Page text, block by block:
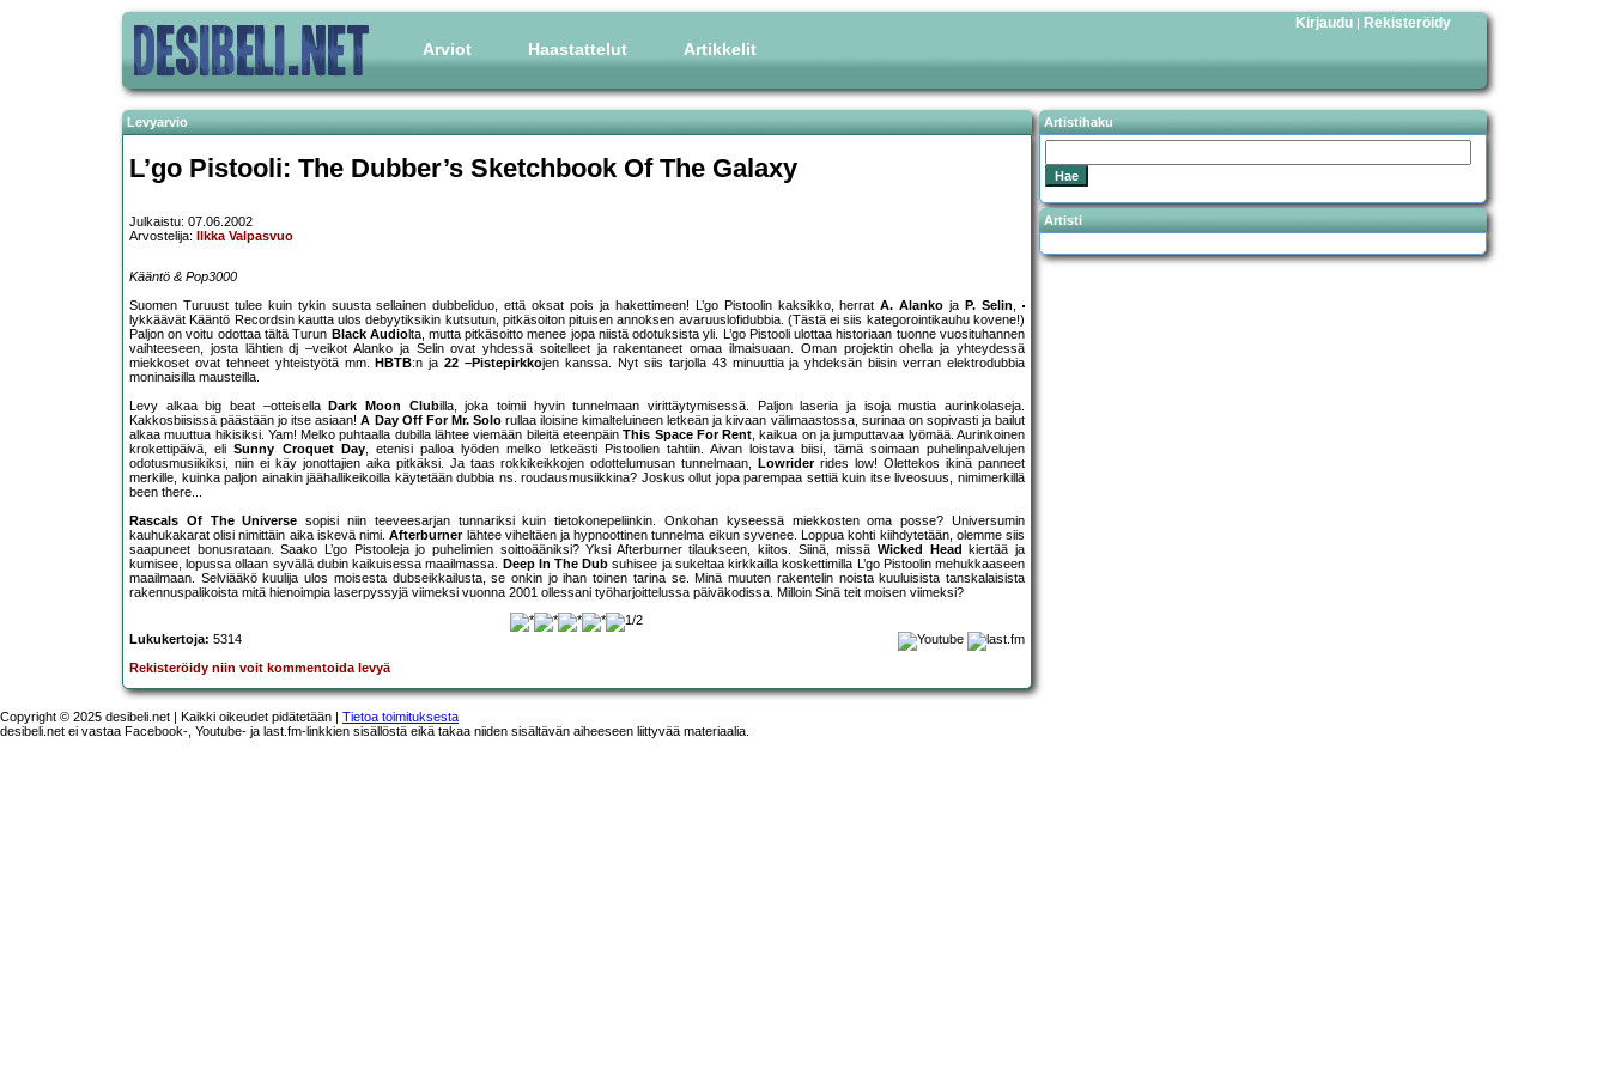
Arviot Haastattelut Artikkelit
Kirjaudu | Rekisteröidy
Levyarvio
L’go Pistooli: The Dubber’s Sketchbook Of The Galaxy
Julkaistu: 07.06.2002
Arvostelija:
Ilkka Valpasvuo
Kääntö & Pop3000
Suomen Turuust tulee kuin tykin suusta sellainen dubbeliduo, että oksat pois ja hakettimeen! L’go Pistoolin kaksikko, herratA. Alanko ja P. Selin,
lykkäävät Kääntö Recordsin kautta ulos debyytiksikin kutsutun, pitkäsoiton pituisen annoksen avaruuslofidubbia. (Tästä ei siis kategorointikauhu kovene!)
Paljon on voitu odottaa tältä Turun Black Audiolta, mutta pitkäsoitto menee jopa niistä odotuksista yli. L’go Pistooli ulottaa historiaan tuonne vuosituhannen
vaihteeseen, josta lähtien dj –veikot Alanko ja Selin ovat yhdessä soitelleet ja rakentaneet omaa ilmaisuaan. Oman projektin ohella ja yhteydessä
miekkoset ovat tehneet yhteistyötä mm. HBTB:n ja22 –Pistepirkkojen kanssa. Nyt siis tarjolla 43 minuuttia ja yhdeksän biisin verran elektrodubbia
moninaisilla mausteilla.
Levy alkaa big beat –otteisella
Dark Moon Clubilla, joka toimii hyvin tunnelmaan virittäytymisessä. Paljon laseria ja isoja mustia aurinkolaseja.
Kakkosbiisissä päästään jo itse asiaan!A Day Off For Mr. Solorullaa iloisine kimalteluineen letkeän ja kiivaan välimaastossa, surinaa on sopivasti ja bailut
alkaa muuttua hikisiksi. Yam! Melko puhtaalla dubilla lähtee viemään bileitä eteenpäinThis Space For Rent, kaikua on ja jumputtavaa lyömää. Aurinkoinen
krokettipäivä, eliSunny Croquet Day, etenisi palloa lyöden melko letkeästi Pistoolien tahtiin. Aivan loistava biisi, tämä soimaan puhelinpalvelujen
odotusmusiikiksi, niin ei käy jonottajien aika pitkäksi. Ja taas rokkikeikkojen odottelumusan tunnelmaan,
Lowriderrides low! Olettekos ikinä panneet
merkille, kuinka paljon ainakin jäähallikeikoilla käytetään dubbia ns. roudausmusiikkina? Joskus ollut jopa parempaa settiä kuin itse liveosuus, nimimerkillä
been there...
Rascals Of The Universe sopisi niin teeveesarjan tunnariksi kuin tietokonepeliinkin. Onkohan kyseessä miekkosten oma posse? Universumin
kauhukakarat olisi nimittäin aika iskevä nimi.Afterburnerlähtee viheltäen ja hypnoottinen tunnelma eikun syvenee. Loppua kohti kiihdytetään, olemme siis
saapuneet bonusrataan. Saako L’go Pistooleja jo puhelimien soittoääniksi? Yksi Afterburner tilaukseen, kiitos. Siinä, missäWicked Head
kiertää ja
kumisee, lopussa ollaan syvällä dubin kaikuisessa maailmassa. Deep In The Dub suhisee ja sukeltaa kirkkailla koskettimilla L’go Pistoolin mehukkaaseen
maailmaan. Selviääkö kuulija ulos moisesta dubseikkailusta, se onkin jo ihan toinen tarina se. Minä muuten rakentelin noista kuuluisista tanskalaisista
rakennuspalikoista mitä hienoimpia laserpyssyjä viimeksi vuonna 2001 ollessani työharjoittelussa päiväkodissa. Milloin Sinä teit moisen viimeksi?
Lukukertoja: 5314
Rekisteröidy niin voit kommentoida levyä
Artistihaku
Artisti
Copyright © 2025 desibeli.net | Kaikki oikeudet pidätetään | Tietoa toimituksesta
desibeli.net ei vastaa Facebook-, Youtube- ja last.fm-linkkien sisällöstä eikä takaa niiden sisältävän aiheeseen liittyvää materiaalia.